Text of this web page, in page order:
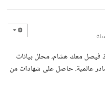
فيصل معك هشام، محلل بيانات
عالمية. حاصل على شهادات من